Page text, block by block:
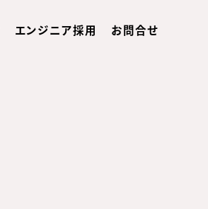
エンジニア採用 お問合せ